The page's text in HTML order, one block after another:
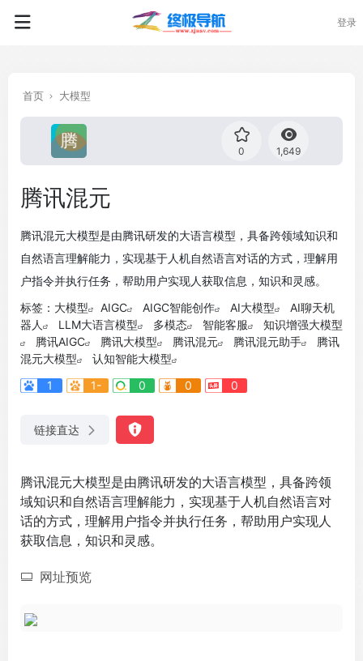
登录
首页 大模型
0 1,649
腾讯混元
腾讯混元大模型是由腾讯研发的大语言模型，具备跨领域知识和
自然语言理解能力，实现基于人机自然语言对话的方式，理解用
户指令并执行任务，帮助用户实现人获取信息，知识和灵感。
标签： 大模型 AIGC AIGC智能创作 AI大模型
AI聊天机
器人
LLM大语言模型 多模态 智能客服
知识增强大模型
腾讯AIGC
腾讯大模型 腾讯混元 腾讯混元助手
腾讯
混元大模型
认知智能大模型
1
1- 0 0 0
链接直达
腾讯混元大模型是由腾讯研发的大语言模型，具备跨领
域知识和自然语言理解能力，实现基于人机自然语言对
话的方式，理解用户指令并执行任务，帮助用户实现人
获取信息，知识和灵感。
网址预览